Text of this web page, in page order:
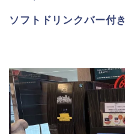
ソフトドリンクバー付き